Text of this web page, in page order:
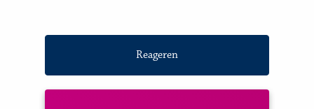
Reageren